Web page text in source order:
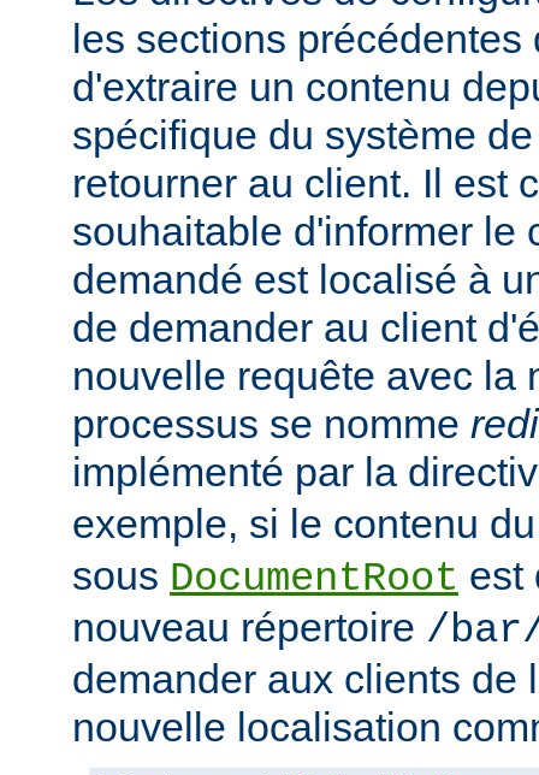
les sections précédentes
d'extraire un contenu
spécifique du système
retourner au client. Il est
souhaitable d'informer le
demandé est localisé à
de demander au client
nouvelle requête avec la
processus se nomme
implémenté par la
exemple, si le contenu
sous DocumentRoot est
nouveau répertoire /
demander aux clients de
nouvelle localisation